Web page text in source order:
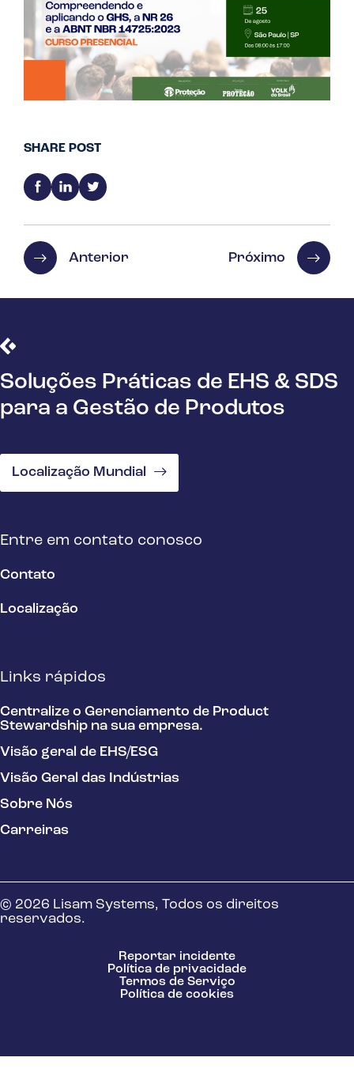
SHARE POST
Anterior Próximo
Soluções Práticas de EHS & SDS
para a Gestão de Produtos
Localização Mundial
Entre em contato conosco
Contato
Localização
Links rápidos
Centralize o Gerenciamento de Product
Stewardship na sua empresa.
Visão geral de EHS/ESG
Visão Geral das Indústrias
Sobre Nós
Carreiras
© 2026 Lisam Systems, Todos os direitos
reservados.
Reportar incidente
Política de privacidade
Termos de Serviço
Política de cookies